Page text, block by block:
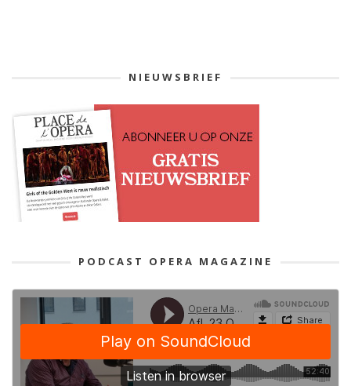
NIEUWSBRIEF
PODCAST OPERA MAGAZINE